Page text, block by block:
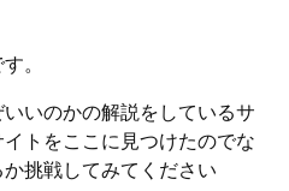
。
いのかの解説をしているサ
トをここに見つけたのでな
挑戦してみてください